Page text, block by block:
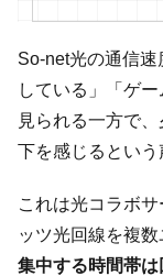
So-net光の通信
している」「ゲ
見られる一方で
下を感じるという
これは光コラボ
ッツ光回線を複数
集中する時間帯